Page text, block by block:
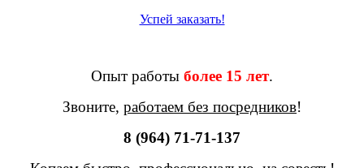
Успей заказать!
Опыт работы более 15 лет.
Звоните, работаем без посредников!
8 (964) 71-71-137